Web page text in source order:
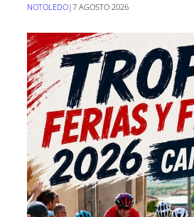
NOTOLEDO|7 AGOSTO 2026